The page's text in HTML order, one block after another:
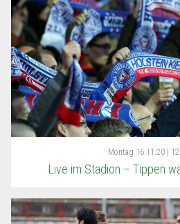
Montag 16.11.20 |
Live im Stadion – Tippen